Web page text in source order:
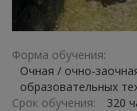
Форма обучения:
Очная / очно-
образовательных
Срок обучения:
320